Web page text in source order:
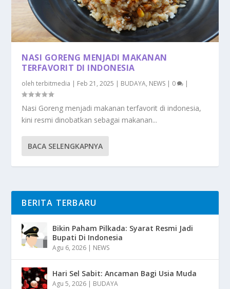
NASI GORENG MENJADI MAKANAN
TERFAVORIT DI INDONESIA
olehterbitmedia | Feb 21, 2025 | BUDAYA, NEWS | 0 |
Nasi Goreng menjadi makanan terfavorit di indonesia,
kini resmi dinobatkan sebagai makanan...
BACA SELENGKAPNYA
BERITA TERBARU
Bikin Paham Pilkada: Syarat Resmi Jadi
Bupati Di Indonesia
Agu 6, 2026 | NEWS
Hari Sel Sabit: Ancaman Bagi Usia Muda
Agu 5, 2026 | BUDAYA